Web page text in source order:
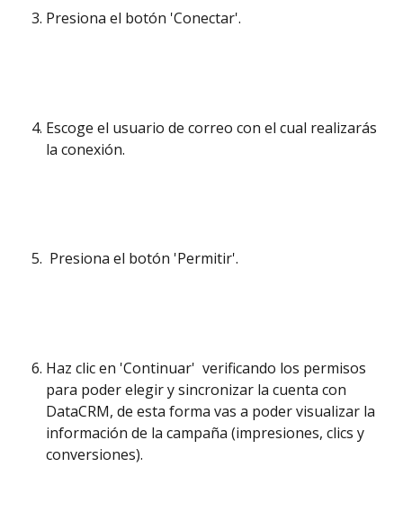
Presiona el botón 'Conectar'.
Escoge el usuario de correo con el cual realizarás
la conexión.
Presiona el botón 'Permitir'.
Haz clic en 'Continuar'  verificando los permisos
para poder elegir y sincronizar la cuenta con
DataCRM, de esta forma vas a poder visualizar la
información de la campaña (impresiones, clics y
conversiones).